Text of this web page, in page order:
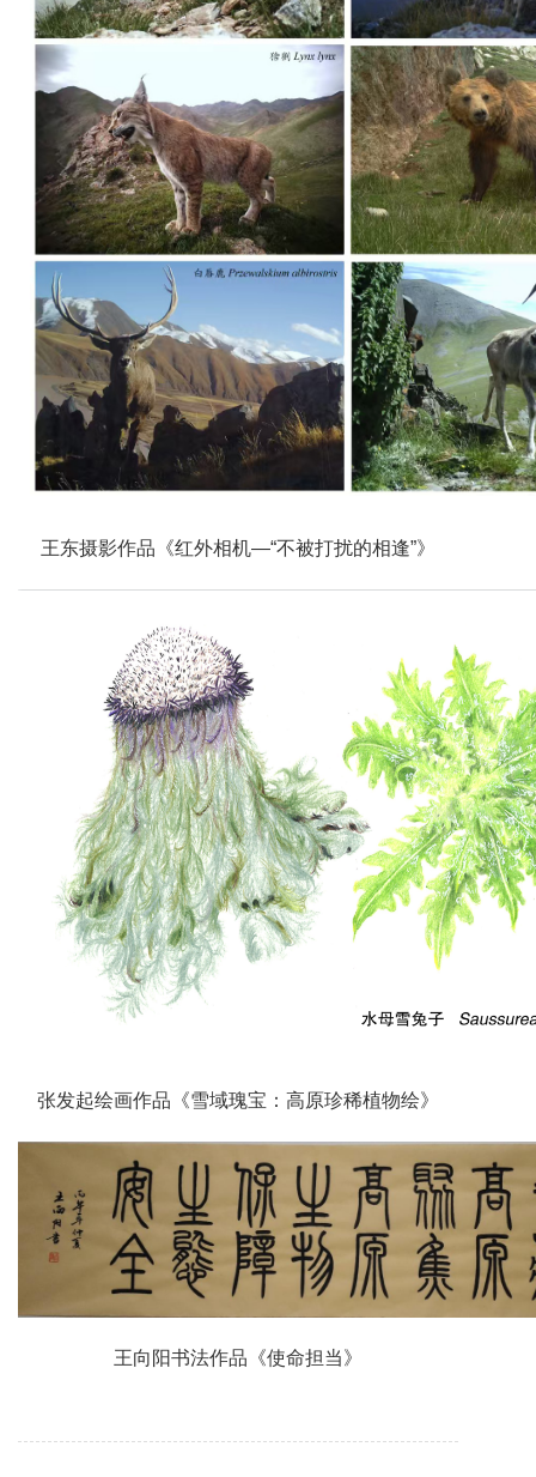
王东摄影作品《红外相机—“不被打扰的相逢”》
张发起绘画作品《雪域瑰宝：高原珍稀植物绘》
王向阳书法作品《使命担当》